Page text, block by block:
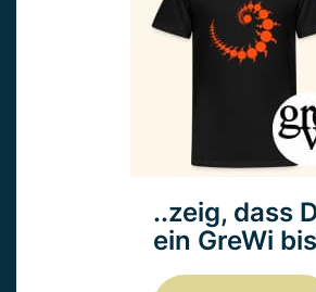
..zeig, dass
ein GreWi